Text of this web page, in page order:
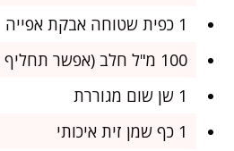
1 כפית שטוחה אבקת אפייה
100 מ"ל חלב (אפשר תחליף חלב צמחי)
1 שן שום מגוררת
1 כף שמן זית איכותי